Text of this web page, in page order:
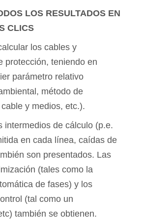
LOS RESULTADOS EN
CLICS
los cables y
protección, teniendo en
parámetro relativo
método de
y medios, etc.).
intermedios de cálculo (p.e.
en cada línea, caídas de
son presentados. Las
(tales como la
de fases) y los
(tal como un
también se obtienen.